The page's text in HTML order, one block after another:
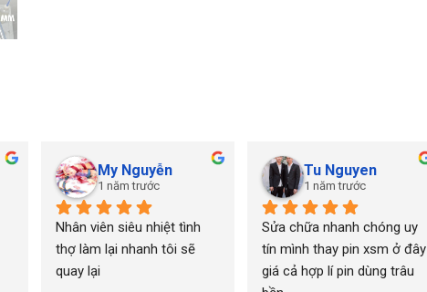
My Nguyễn
1 năm trước
Nhân viên siêu nhiệt tình
thợ làm lại nhanh tôi sẽ
quay lại
Tu Nguyen
1 năm trước
Sửa chữa nhanh chóng uy
tín mình thay pin xsm ở đây
giá cả hợp lí pin dùng trâu